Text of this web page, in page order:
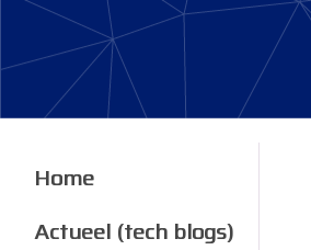
Home
Actueel (tech blogs)